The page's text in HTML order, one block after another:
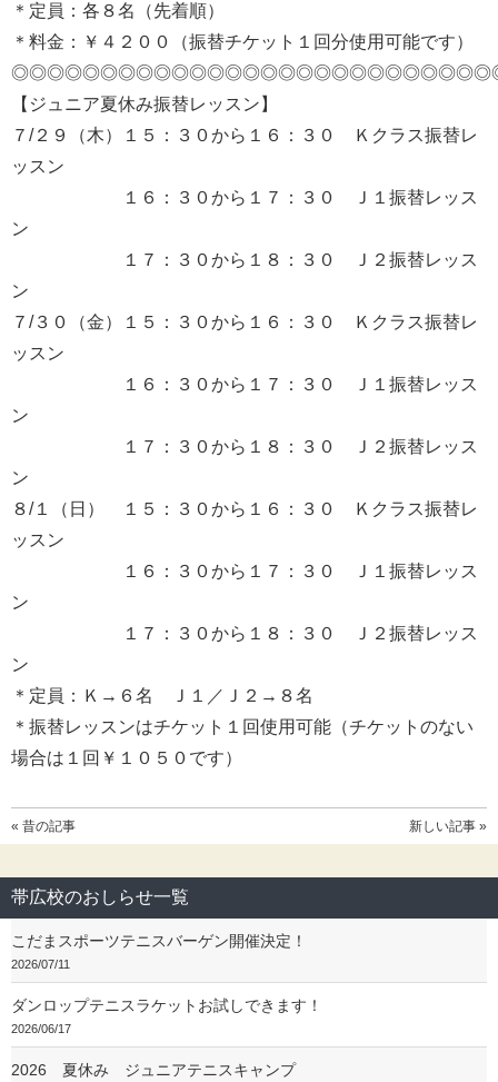
＊定員：各８名（先着順）
＊料金：￥４２００（振替チケット１回分使用可能です）
【ジュニア夏休み振替レッスン】
７/２９（木）１５：３０から１６：３０ Ｋクラス振替レ
ッスン
１６：３０から１７：３０ Ｊ１振替レッス
ン
１７：３０から１８：３０ Ｊ２振替レッス
ン
７/３０（金）１５：３０から１６：３０ Ｋクラス振替レ
ッスン
１６：３０から１７：３０ Ｊ１振替レッス
ン
１７：３０から１８：３０ Ｊ２振替レッス
ン
８/１（日） １５：３０から１６：３０ Ｋクラス振替レ
ッスン
１６：３０から１７：３０ Ｊ１振替レッス
ン
１７：３０から１８：３０ Ｊ２振替レッス
ン
＊定員：Ｋ→６名 Ｊ１／Ｊ２→８名
＊振替レッスンはチケット１回使用可能（チケットのない
場合は１回￥１０５０です）
« 昔の記事 新しい記事 »
帯広校のおしらせ一覧
こだまスポーツテニスバーゲン開催決定！
2026/07/11
ダンロップテニスラケットお試しできます！
2026/06/17
2026 夏休み ジュニアテニスキャンプ